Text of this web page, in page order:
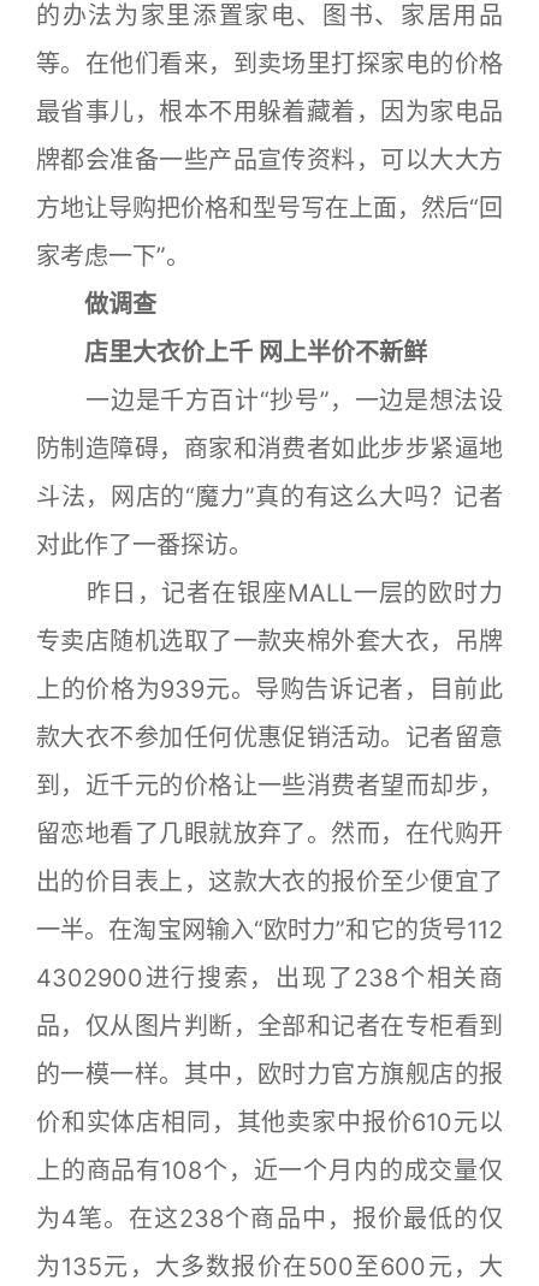
的办法为家里添置家电、图书、家居用品
等。在他们看来，到卖场里打探家电的价格
最省事儿，根本不用躲着藏着，因为家电品
牌都会准备一些产品宣传资料，可以大大方
方地让导购把价格和型号写在上面，然后“回
家考虑一下”。
做调查
店里大衣价上千 网上半价不新鲜
一边是千方百计“抄号”，一边是想法设
防制造障碍，商家和消费者如此步步紧逼地
斗法，网店的“魔力”真的有这么大吗？记者
对此作了一番探访。
昨日，记者在银座MALL一层的欧时力
专卖店随机选取了一款夹棉外套大衣，吊牌
上的价格为939元。导购告诉记者，目前此
款大衣不参加任何优惠促销活动。记者留意
到，近千元的价格让一些消费者望而却步，
留恋地看了几眼就放弃了。然而，在代购开
出的价目表上，这款大衣的报价至少便宜了
一半。在淘宝网输入“欧时力”和它的货号112
4302900进行搜索，出现了238个相关商
品，仅从图片判断，全部和记者在专柜看到
的一模一样。其中，欧时力官方旗舰店的报
价和实体店相同，其他卖家中报价610元以
上的商品有108个，近一个月内的成交量仅
为4笔。在这238个商品中，报价最低的仅
为135元，大多数报价在500至600元，大